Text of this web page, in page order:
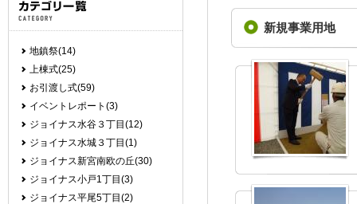
新規事業用地
地鎮祭(14)
上棟式(25)
お引渡し式(59)
イベントレポート(3)
ジョイナス水谷３丁目(12)
ジョイナス水城３丁目(1)
ジョイナス新宮南欧の丘(30)
ジョイナス小戸1丁目(3)
ジョイナス平尾5丁目(2)